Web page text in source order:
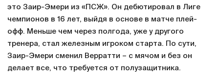
это Заир-Эмери из «ПСЖ». Он дебютировал в Лиге
чемпионов в 16 лет, выйдя в основе в матче плей-
офф. Меньше чем через полгода, уже у другого
тренера, стал железным игроком старта. По сути,
Заир-Эмери сменил Верратти – с мячом и без он
делает все, что требуется от полузащитника.